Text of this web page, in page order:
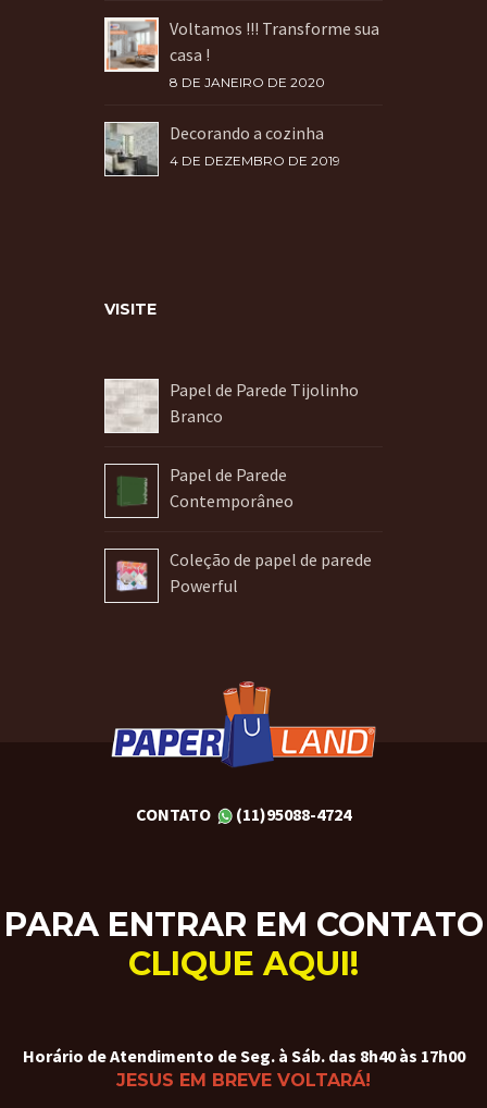
Voltamos !!! Transforme sua
casa !
8 DE JANEIRO DE 2020
Decorando a cozinha
4 DE DEZEMBRO DE 2019
VISITE
Papel de Parede Tijolinho
Branco
Papel de Parede
Contemporâneo
Coleção de papel de parede
Powerful
CONTATO (11)95088-4724
PARA ENTRAR EM CONTATO
CLIQUE AQUI!
Horário de Atendimento de Seg. à Sáb. das 8h40 às 17h00
JESUS EM BREVE VOLTARÁ!